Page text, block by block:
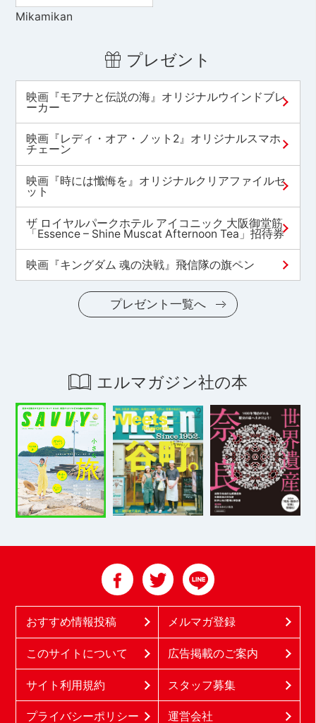
Mikamikan
プレゼント
映画『モアナと伝説の海』オリジナルウインドブレ
ーカー
映画『レディ・オア・ノット2』オリジナルスマホ
チェーン
映画『時には懺悔を』オリジナルクリアファイルセ
ット
ザ ロイヤルパークホテル アイコニック 大阪御堂筋
「Essence – Shine Muscat Afternoon Tea」招待券
映画『キングダム 魂の決戦』飛信隊の旗ペン
プレゼント一覧へ
エルマガジン社の本
おすすめ情報投稿 メルマガ登録
このサイトについて 広告掲載のご案内
サイト利用規約 スタッフ募集
プライバシーポリシー 運営会社